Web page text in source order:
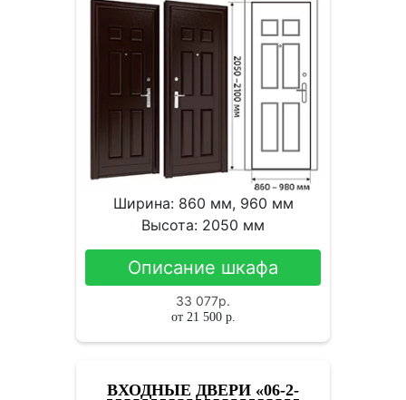
Ширина: 860 мм, 960 мм
Высота: 2050 мм
Описание шкафа
33 077р.
от 21 500р.
ВХОДНЫЕ ДВЕРИ «06-2-